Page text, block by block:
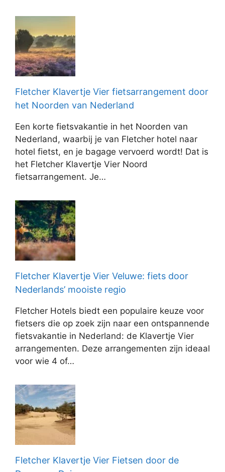
Fletcher Klavertje Vier fietsarrangement door
het Noorden van Nederland
Een korte fietsvakantie in het Noorden van
Nederland, waarbij je van Fletcher hotel naar
hotel fietst, en je bagage vervoerd wordt! Dat is
het Fletcher Klavertje Vier Noord
fietsarrangement. Je…
Fletcher Klavertje Vier Veluwe: fiets door
Nederlands’ mooiste regio
Fletcher Hotels biedt een populaire keuze voor
fietsers die op zoek zijn naar een ontspannende
fietsvakantie in Nederland: de Klavertje Vier
arrangementen. Deze arrangementen zijn ideaal
voor wie 4 of…
Fletcher Klavertje Vier Fietsen door de